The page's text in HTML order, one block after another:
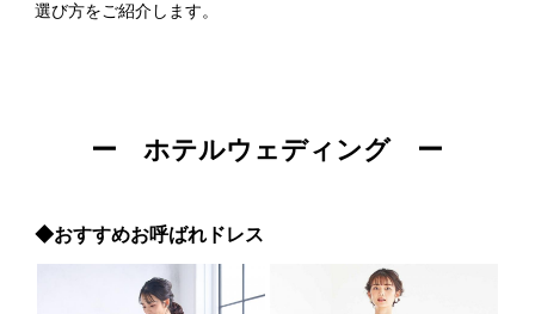
選び方をご紹介します。
ー ホテルウェディング ー
◆おすすめお呼ばれドレス